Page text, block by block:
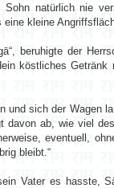
natürlich nie
kleine
beruhigte der
köstliches
und sich der Wagen
davon ab, wie viel
eventuell,
bleibt.“
Vater es hasste,